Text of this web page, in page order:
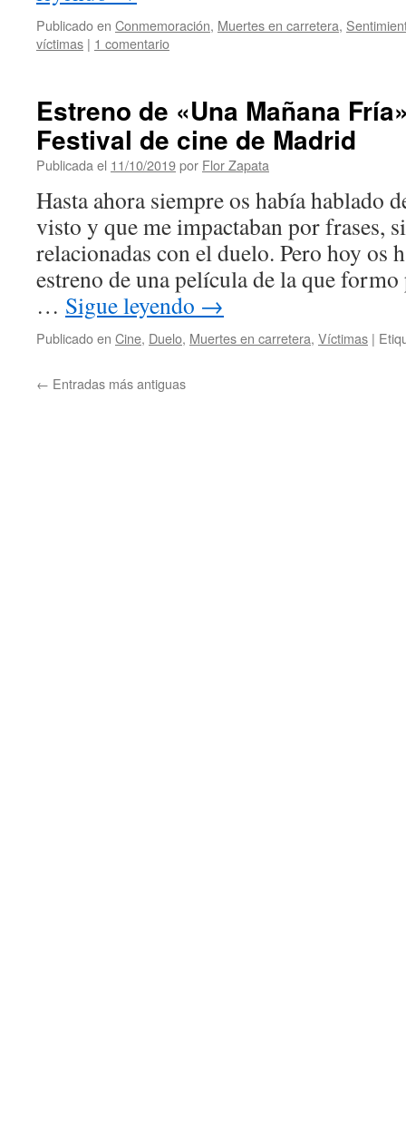
Publicado en Conmemoración, Muertes en carretera,
víctimas | 1 comentario
Estreno de «Una Mañana
Festival de cine de Madrid
Publicada el 11/10/2019por Flor Zapata
Hasta ahora siempre os había hablado
visto y que me impactaban por frases,
relacionadas con el duelo. Pero hoy os
estreno de una película de la que
… Sigue leyendo →
Publicado en Cine, Duelo, Muertes en carretera, Víctimas |
← Entradas más antiguas